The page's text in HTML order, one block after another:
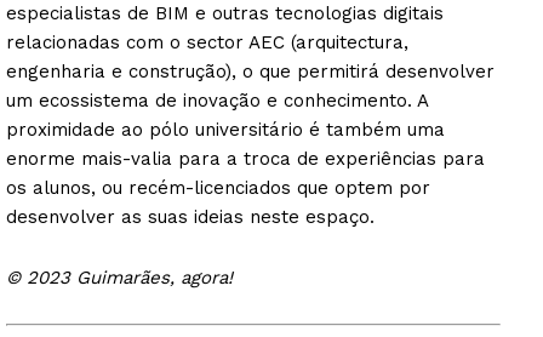
Guimarães, agora!
SUBSCREVA JÁ!
especialistas de BIM e outras tecnologias digitais
relacionadas com o sector AEC (arquitectura,
engenharia e construção), o que permitirá desenvolver
um ecossistema de inovação e conhecimento. A
proximidade ao pólo universitário é também uma
enorme mais-valia para a troca de experiências para
os alunos, ou recém-licenciados que optem por
desenvolver as suas ideias neste espaço.
© 2023 Guimarães, agora!